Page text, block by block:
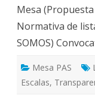
Mesa
Normativa de
SOMOS)
Mesa PAS
Escalas,